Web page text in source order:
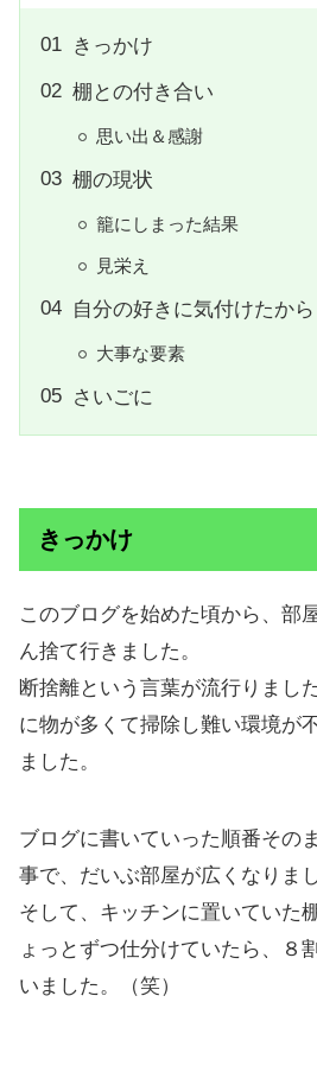
きっかけ
棚との付き合い
思い出＆感謝
棚の現状
籠にしまった結果
見栄え
自分の好きに気付けたから
大事な要素
さいごに
きっかけ
このブログを始めた頃から、部
ん捨て行きました。
断捨離という言葉が流行りまし
に物が多くて掃除し難い環境が
ました。
ブログに書いていった順番その
事で、だいぶ部屋が広くなりまし
そして、キッチンに置いていた
ょっとずつ仕分けていたら、８
いました。（笑）